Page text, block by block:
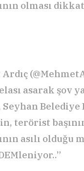
olması
asarak şov
Seyhan Belediye
terörist
asılı olduğu